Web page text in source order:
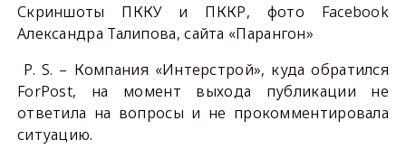
Скриншоты ПККУ и ПККР, фото Facebook
Александра Талипова, сайта «Парангон»
P.S. – Компания «Интерстрой», куда обратился
ForPost, на момент выхода публикации не
ответила на вопросы и не прокомментировала
ситуацию.